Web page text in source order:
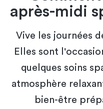
après-midi
Vive les journées
Elles sont
quelques soins
atmosphère
bien-être